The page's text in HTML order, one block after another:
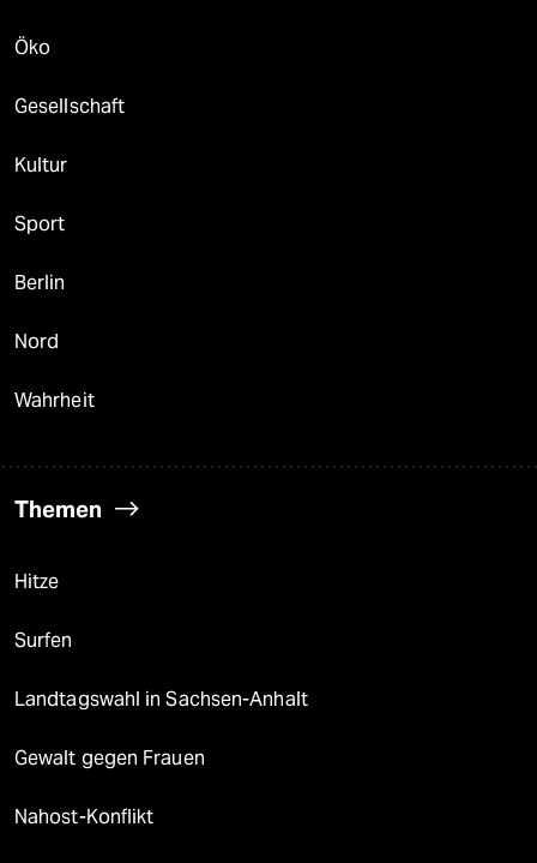
Öko
Gesellschaft
Kultur
Sport
Berlin
Nord
Wahrheit
Themen
Hitze
Surfen
Landtagswahl in Sachsen-Anhalt
Gewalt gegen Frauen
Nahost-Konflikt